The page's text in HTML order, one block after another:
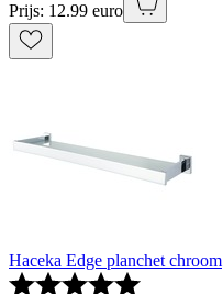
Prijs: 12.99 euro
Haceka Edge planchet chroom